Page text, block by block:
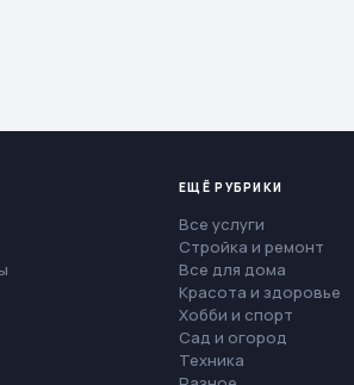
ЕЩЁ РУБРИКИ
Все услуги
Стройка и ремонт
Все для дома
Красота и здоровье
Хобби и спорт
Сад и огород
Техника